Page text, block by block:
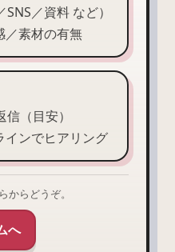
／資料 など）
／素材の有無
（目安）
インでヒアリング
からどうぞ。
へ